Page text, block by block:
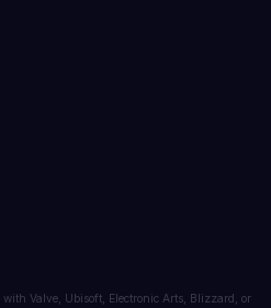
Valve, Ubisoft, Electronic Arts, Blizzard, or